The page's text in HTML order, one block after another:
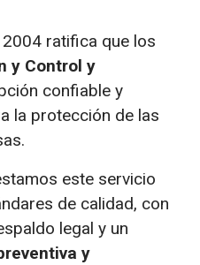
ratifica que los
y Control y
confiable y
la protección de las
este servicio
de calidad, con
legal y un
y